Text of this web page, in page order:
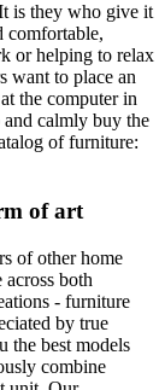
is they who give it
comfortable,
or helping to relax
want to place an
the computer in
calmly buy the
of furniture:
of art
of other home
both
- furniture
by true
the best models
combine